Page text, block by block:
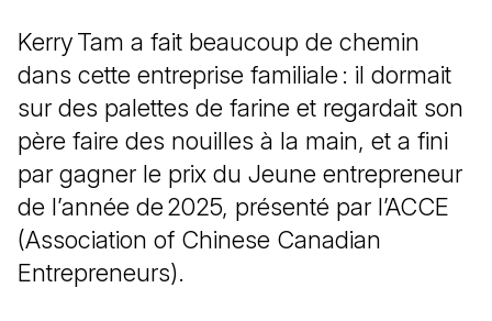
Kerry Tam a fait beaucoup de chemin
dans cette entreprise familiale : il dormait
sur des palettes de farine et regardait son
père faire des nouilles à la main, et a fini
par gagner le prix du Jeune entrepreneur
de l’année de 2025, présenté par l’ACCE
(Association of Chinese Canadian
Entrepreneurs).